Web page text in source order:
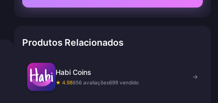
Produtos Relacionados
Habi Coins
★ 4.98656 avaliações699 vendido
→